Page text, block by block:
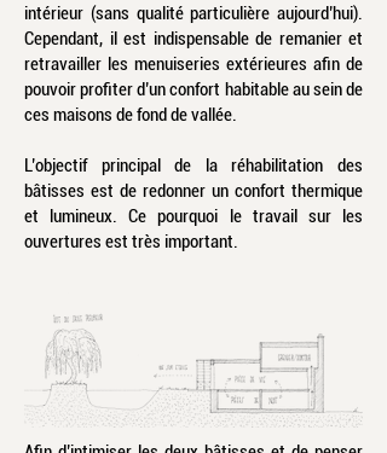
intérieur (sans qualité particulière aujourd’hui).
Cependant, il est indispensable de remanier et
retravailler les menuiseries extérieures afin de
pouvoir profiter d’un confort habitable au sein de
ces maisons de fond de vallée.
L’objectif principal de la réhabilitation des
bâtisses est de redonner un confort thermique
et lumineux. Ce pourquoi le travail sur les
ouvertures est très important.